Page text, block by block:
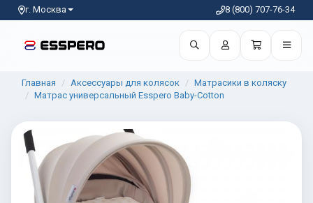
г. Москва 8 (800) 707-76-34
Главная Аксессуары для колясок
Матрасики в коляску
Матрас универсальный Esspero Baby-Cotton